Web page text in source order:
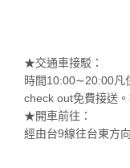
★交通車接駁：
時間10:00∼20:00凡
check out免費接送
★開車前往：
經由台9線往台東方